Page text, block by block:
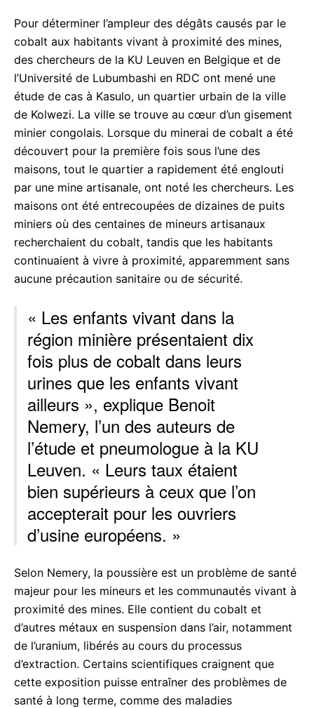
Pour déterminer l’ampleur des dégâts causés par le
cobalt aux habitants vivant à proximité des mines,
des chercheurs de la KU Leuven en Belgique et de
l’Université de Lubumbashi en RDC ont mené une
étude de cas à Kasulo, un quartier urbain de la ville
de Kolwezi. La ville se trouve au cœur d’un gisement
minier congolais. Lorsque du minerai de cobalt a été
découvert pour la première fois sous l’une des
maisons, tout le quartier a rapidement été englouti
par une mine artisanale, ont noté les chercheurs. Les
maisons ont été entrecoupées de dizaines de puits
miniers où des centaines de mineurs artisanaux
recherchaient du cobalt, tandis que les habitants
continuaient à vivre à proximité, apparemment sans
aucune précaution sanitaire ou de sécurité.
« Les enfants vivant dans la
région minière présentaient dix
fois plus de cobalt dans leurs
urines que les enfants vivant
ailleurs », explique Benoit
Nemery, l’un des auteurs de
l’étude et pneumologue à la KU
Leuven. « Leurs taux étaient
bien supérieurs à ceux que l’on
accepterait pour les ouvriers
d’usine européens. »
Selon Nemery, la poussière est un problème de santé
majeur pour les mineurs et les communautés vivant à
proximité des mines. Elle contient du cobalt et
d’autres métaux en suspension dans l’air, notamment
de l’uranium, libérés au cours du processus
d’extraction. Certains scientifiques craignent que
cette exposition puisse entraîner des problèmes de
santé à long terme, comme des maladies